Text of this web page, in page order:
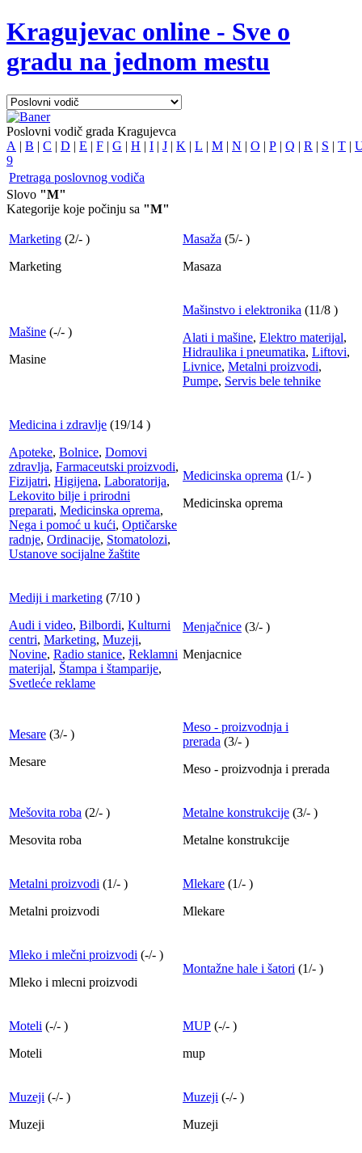
Kragujevac online - Sve o
gradu na jednom mestu
Poslovni vodič grada Kragujevca
A | B | C | D | E | F | G | H | I | J | K | L | M | N | O | P | Q | R | S | T |
9
Pretraga poslovnog vodiča
Slovo "M"
Kategorije koje počinju sa "M"
Marketing (2/- )
Marketing
Masaža (5/- )
Masaza
Mašine (-/- )
Masine
Mašinstvo i elektronika (11/8 )
Alati i mašine, Elektro materijal,
Hidraulika i pneumatika, Liftovi,
Livnice, Metalni proizvodi,
Pumpe, Servis bele tehnike
Medicina i zdravlje (19/14 )
Apoteke, Bolnice, Domovi
zdravlja, Farmaceutski proizvodi,
Fizijatri, Higijena, Laboratorija,
Lekovito bilje i prirodni
preparati, Medicinska oprema,
Nega i pomoć u kući, Optičarske
radnje, Ordinacije, Stomatolozi,
Ustanove socijalne žaštite
Medicinska oprema (1/- )
Medicinska oprema
Mediji i marketing (7/10 )
Audi i video, Bilbordi, Kulturni
centri, Marketing, Muzeji,
Novine, Radio stanice, Reklamni
materijal, Štampa i štamparije,
Svetleće reklame
Menjačnice (3/- )
Menjacnice
Mesare (3/- )
Mesare
Meso - proizvodnja i
prerada (3/- )
Meso - proizvodnja i prerada
Mešovita roba (2/- )
Mesovita roba
Metalne konstrukcije (3/- )
Metalne konstrukcije
Metalni proizvodi (1/- )
Metalni proizvodi
Mlekare (1/- )
Mlekare
Mleko i mlečni proizvodi (-/- )
Mleko i mlecni proizvodi
Montažne hale i šatori (1/- )
Moteli (-/- )
Moteli
MUP (-/- )
mup
Muzeji (-/- )
Muzeji
Muzeji (-/- )
Muzeji